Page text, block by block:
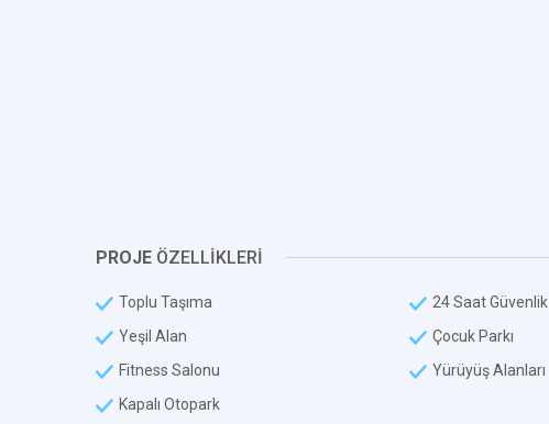
PROJE ÖZELLİKLERİ
Toplu Taşıma
24 Saat Güvenlik
Yeşil Alan
Çocuk Parkı
Fitness Salonu
Yürüyüş Alanları
Kapalı Otopark